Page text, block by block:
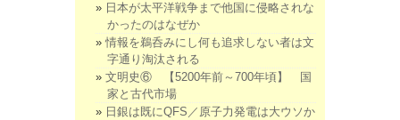
日本が太平洋戦争まで他国に侵略されな
かったのはなぜか
情報を鵜呑みにし何も追求しない者は文
字通り淘汰される
文明史⑥ 【5200年前～700年頃】 国
家と古代市場
日銀は既にQFS／原子力発電は大ウソか